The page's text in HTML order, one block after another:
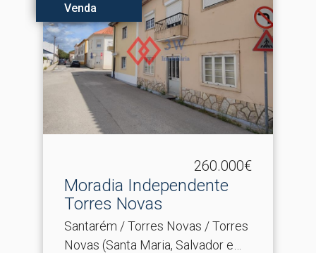
Venda
260.000€
Moradia Independente
Torres Novas
Santarém / Torres Novas / Torres
Novas (Santa Maria, Salvador e